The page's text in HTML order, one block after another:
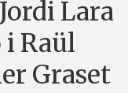
Lara
Raül
Graset